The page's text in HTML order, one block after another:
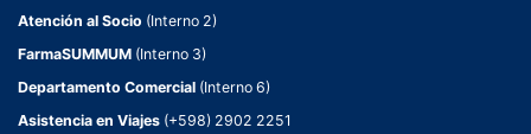
Atención al Socio (Interno 2)
FarmaSUMMUM (Interno 3)
Departamento Comercial (Interno 6)
Asistencia en Viajes (+598) 2902 2251